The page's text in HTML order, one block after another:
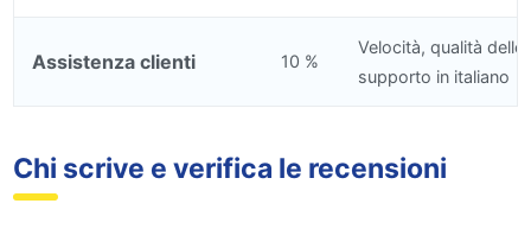
Assistenza clienti 10 %
Velocità, qualità
supporto in italiano
Chi scrive e verifica le recensioni